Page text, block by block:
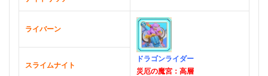
ライバーン
ドラゴンライダー
災厄の魔宮：高層
スライムナイト